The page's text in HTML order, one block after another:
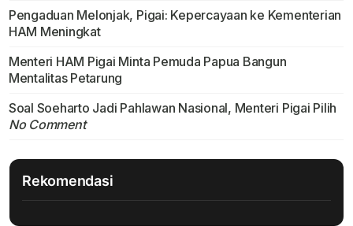
Pengaduan Melonjak, Pigai: Kepercayaan ke Kementerian
HAM Meningkat
Menteri HAM Pigai Minta Pemuda Papua Bangun
Mentalitas Petarung
Soal Soeharto Jadi Pahlawan Nasional, Menteri Pigai Pilih
No Comment
Rekomendasi